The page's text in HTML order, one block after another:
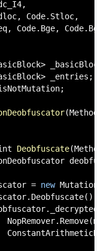
Code.Bgt,
_entries;
(
Deobfuscate(
= new